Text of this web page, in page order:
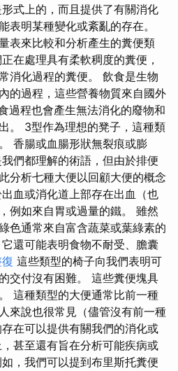
式上的，而且提供了有關消化
表明某種變化或紊亂的存在。
表來比較和分析產生的糞便類
在處理具有柔軟稠度的糞便，
消化過程的糞便。 飲食是生物
的過程，這些營養物質來自國外
過程也會產生無法消化的廢物和
。 3型作為理想的凳子，這種類
香腸或血腸形狀無裂痕或膨
們都理解的術語，但由於排便
分析七種大便以回顧大便的概念
血或消化道上部存在出血（也
例如來自胃或過量的鐵。 雖然
色通常來自富含蔬菜或葉綠素的
還可能表明食物不耐受、膽囊
這些類型的椅子向我們表明可
交付沒有困難。 這些糞便塊具
這種類型的大便通常比前一種
來說也很常見（儘管沒有前一種
在可以提供有關我們的消化或
甚至還有旨在分析可能疾病或
，我們可以提到布里斯托糞便